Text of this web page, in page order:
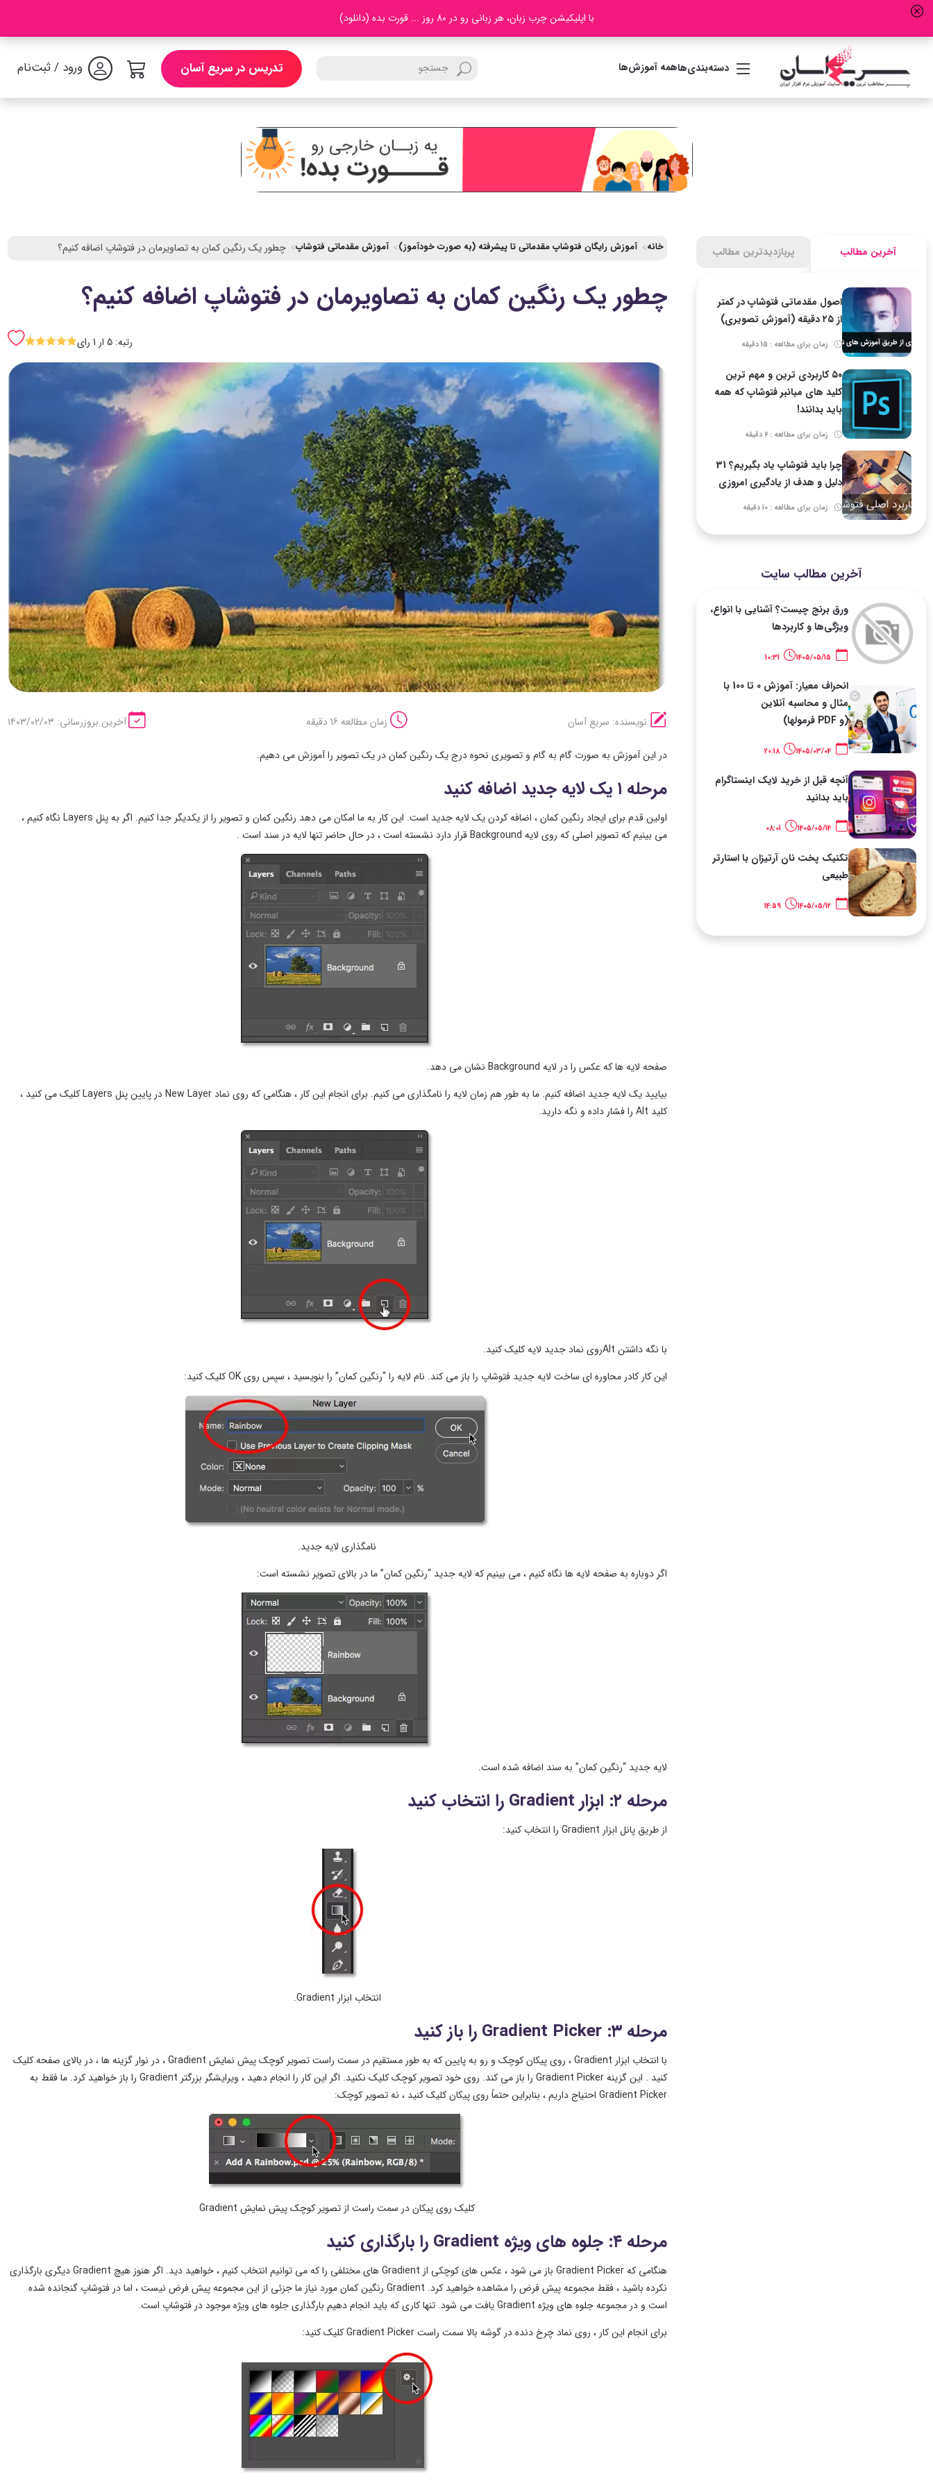
با اپلیکیشن چرب زبان، هر زبانی رو در 80 روز ... قورت بده (دانلود)
دسته‌بندی‌هاهمه آموزش‌ها تدریس در سریع آسان ورود / ثبت‌نام
آخرین مطالب پربازدیدترین مطالب
اصول مقدماتی فتوشاپ در کمتر
از ۲۵ دقیقه (آموزش تصویری)
زمان برای مطالعه : 15 دقیقه
۵۰ کاربردی ترین و مهم ترین
کلید های میانبر فتوشاپ که همه
باید بدانند!
زمان برای مطالعه : 6 دقیقه
چرا باید فتوشاپ یاد بگیریم؟ 31
دلیل و هدف از یادگیری امروزی
زمان برای مطالعه : 10 دقیقه
آخرین مطالب سایت
ورق برنج چیست؟ آشنایی با انواع،
ویژگی‌ها و کاربردها
10:31
انحراف معیار: آموزش 0 تا 100 با
مثال و محاسبه آنلاین
(و PDF فرمولها)
1405/03/04
20:18
آنچه قبل از خرید لایک اینستاگرام
باید بدانید
1405/05/14
08:01
تکنیک پخت نان آرتیزان با استارتر
طبیعی
14:59
خانه آموزش رایگان فتوشاپ مقدماتی تا پیشرفته (به صورت خودآموز) آموزش مقدماتی فتوشاپ چطور یک رنگین کمان به تصاویرمان در فتوشاپ اضافه کنیم؟
چطور یک رنگین کمان به تصاویرمان در فتوشاپ اضافه کنیم؟
رتبه: 5 ار 1 رای SSSSS
نویسنده: سریع آسان زمان مطالعه 16 دقیقه آخرین بروزرسانی: ۱۴۰۳/۰۲/۰۳
در این آموزش به صورت گام به گام و تصویری نحوه درج یک رنگین کمان در یک تصویر را آموزش می دهیم.
مرحله ۱ یک لایه جدید اضافه کنید
اولین قدم برای ایجاد رنگین کمان ، اضافه کردن یک لایه جدید است. این کار به ما امکان می دهد رنگین کمان و تصویر را از یکدیگر جدا کنیم. اگر به پنل Layers نگاه کنیم ،
می بینیم که تصویر اصلی که روی لایه Background قرار دارد نشسته است ، در حال حاضر تنها لایه در سند است .
صفحه لایه ها که عکس را در لایه Background نشان می دهد.
بیایید یک لایه جدید اضافه کنیم. ما به طور هم زمان لایه را نامگذاری می کنیم. برای انجام این کار ، هنگامی که روی نماد New Layer در پایین پنل Layers کلیک می کنید ،
کلید Alt را فشار داده و نگه دارید.
با نگه داشتن Altروی نماد جدید لایه کلیک کنید.
این کار کادر محاوره ای ساخت لایه جدید فتوشاپ را باز می کند. نام لایه را “رنگین کمان” را بنویسید ، سپس روی OK کلیک کنید:
نامگذاری لایه جدید.
اگر دوباره به صفحه لایه ها نگاه کنیم ، می بینیم که لایه جدید “رنگین کمان” ما در بالای تصویر نشسته است:
لایه جدید “رنگین کمان” به سند اضافه شده است.
مرحله ۲: ابزار Gradient را انتخاب کنید
از طریق پانل ابزار Gradient را انتخاب کنید:
انتخاب ابزار Gradient.
مرحله ۳: Gradient Picker را باز کنید
با انتخاب ابزار Gradient ، روی پیکان کوچک و رو به پایین که به طور مستقیم در سمت راست تصویر کوچک پیش نمایش Gradient ، در نوار گزینه ها ، در بالای صفحه کلیک
کنید . این گزینه Gradient Picker را باز می کند. روی خود تصویر کوچک کلیک نکنید. اگر این کار را انجام دهید ، ویرایشگر بزرگتر Gradient را باز خواهید کرد. ما فقط به
Gradient Picker احتیاج داریم ، بنابراین حتماً روی پیکان کلیک کنید ، نه تصویر کوچک:
کلیک روی پیکان در سمت راست از تصویر کوچک پیش نمایش Gradient
مرحله ۴: جلوه های ویژه Gradient را بارگذاری کنید
هنگامی که Gradient Picker باز می شود ، عکس های کوچکی از Gradient های مختلفی را که می توانیم انتخاب کنیم ، خواهید دید. اگر هنوز هیچ Gradient دیگری بارگذاری
نکرده باشید ، فقط مجموعه پیش فرض را مشاهده خواهید کرد. Gradient رنگین کمان مورد نیاز ما جزئی از این مجموعه پیش فرض نیست ، اما در فتوشاپ گنجانده شده
است و در مجموعه جلوه های ویژه Gradient یافت می شود. تنها کاری که باید انجام دهیم بارگذاری جلوه های ویژه موجود در فتوشاپ است.
برای انجام این کار ، روی نماد چرخ دنده در گوشه بالا سمت راست Gradient Picker کلیک کنید: